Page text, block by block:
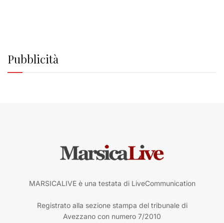
Pubblicità
MARSICALIVE è una testata di LiveCommunication
Registrato alla sezione stampa del tribunale di
Avezzano con numero 7/2010